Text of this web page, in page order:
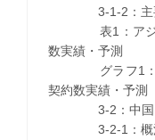
3-1-2：主要
表1：アジア
数実績・予測
グラフ1：ア
契約数実績・予測
3-2：中国・
3-2-1：概